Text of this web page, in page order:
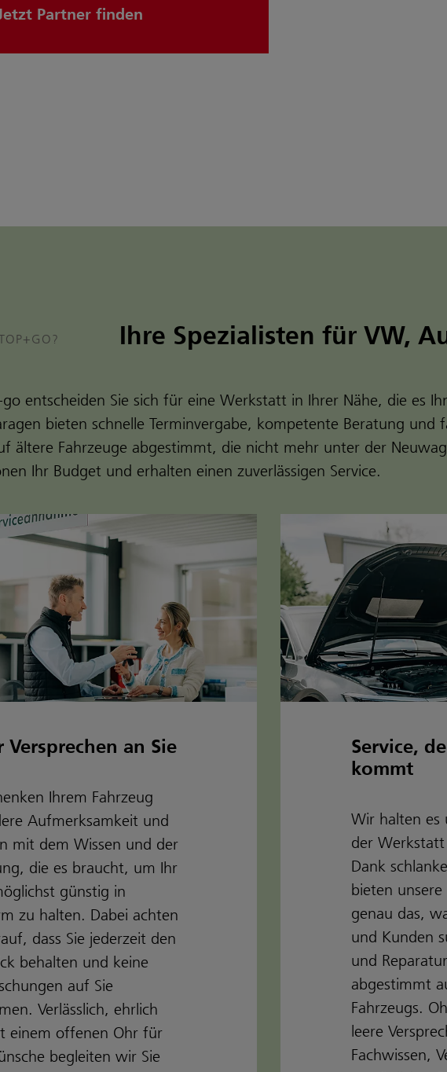
Partner finden
Ihre Spezialisten für VW,
entscheiden Sie sich für eine Werkstatt in Ihrer Nähe, die es
bieten schnelle Terminvergabe, kompetente Beratung und
ältere Fahrzeuge abgestimmt, die nicht mehr unter der
Ihr Budget und erhalten einen zuverlässigen Service.
Versprechen an Sie
Ihrem Fahrzeug
Aufmerksamkeit und
mit dem Wissen und der
die es braucht, um Ihr
günstig in
zu halten. Dabei achten
dass Sie jederzeit den
behalten und keine
auf Sie
Verlässlich, ehrlich
einem offenen Ohr für
begleiten wir Sie
Service,
kommt
Wir halten es
der
Dank
bieten
genau das,
und Kunden
und
abgestimmt
Fahrzeugs.
leere
Fachwissen,